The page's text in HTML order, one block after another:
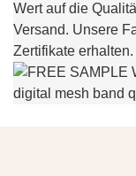
Wert auf die
Versand. Unsere
Zertifikate erhalten.